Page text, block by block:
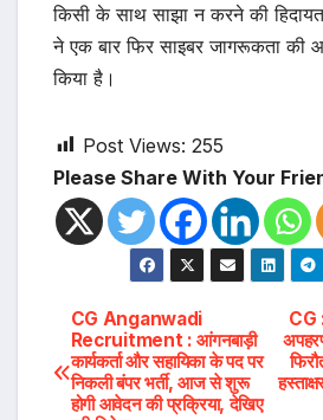
किसी के साथ साझा न करने की
ने एक बार फिर साइबर जागरूकता की
किया है।
Post Views: 255
Please Share With Your
Post
navigation
CG
CG Anganwadi
Recruitment : आंगनबाड़ी
कार्यकर्ता और सहायिका के पद पर
निकली बंपर भर्ती, आज से शुरू
होगी आवेदन की प्रक्रिया, देखिए